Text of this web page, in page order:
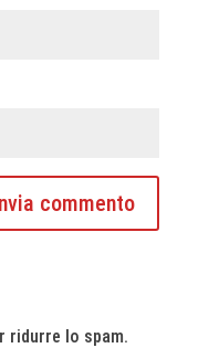
ridurre lo spam.